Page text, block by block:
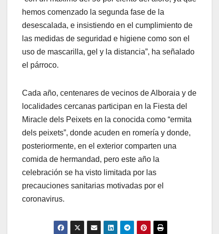
hemos comenzado la segunda fase de la
desescalada, e insistiendo en el cumplimiento de
las medidas de seguridad e higiene como son el
uso de mascarilla, gel y la distancia”, ha señalado
el párroco.
Cada año, centenares de vecinos de Alboraia y de
localidades cercanas participan en la Fiesta del
Miracle dels Peixets en la conocida como “ermita
dels peixets”, donde acuden en romería y donde,
posteriormente, en el exterior comparten una
comida de hermandad, pero este año la
celebración se ha visto limitada por las
precauciones sanitarias motivadas por el
coronavirus.